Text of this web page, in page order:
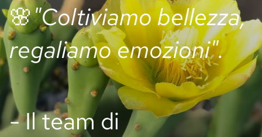
🌸"Coltiviamo bellezza,
regaliamo emozioni".
- Il team di